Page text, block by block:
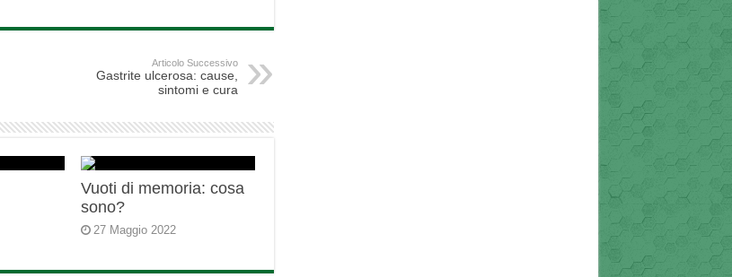
Articolo Successivo
Gastrite ulcerosa: cause,
sintomi e cura
Vuoti di memoria: cosa
sono?
27 Maggio 2022